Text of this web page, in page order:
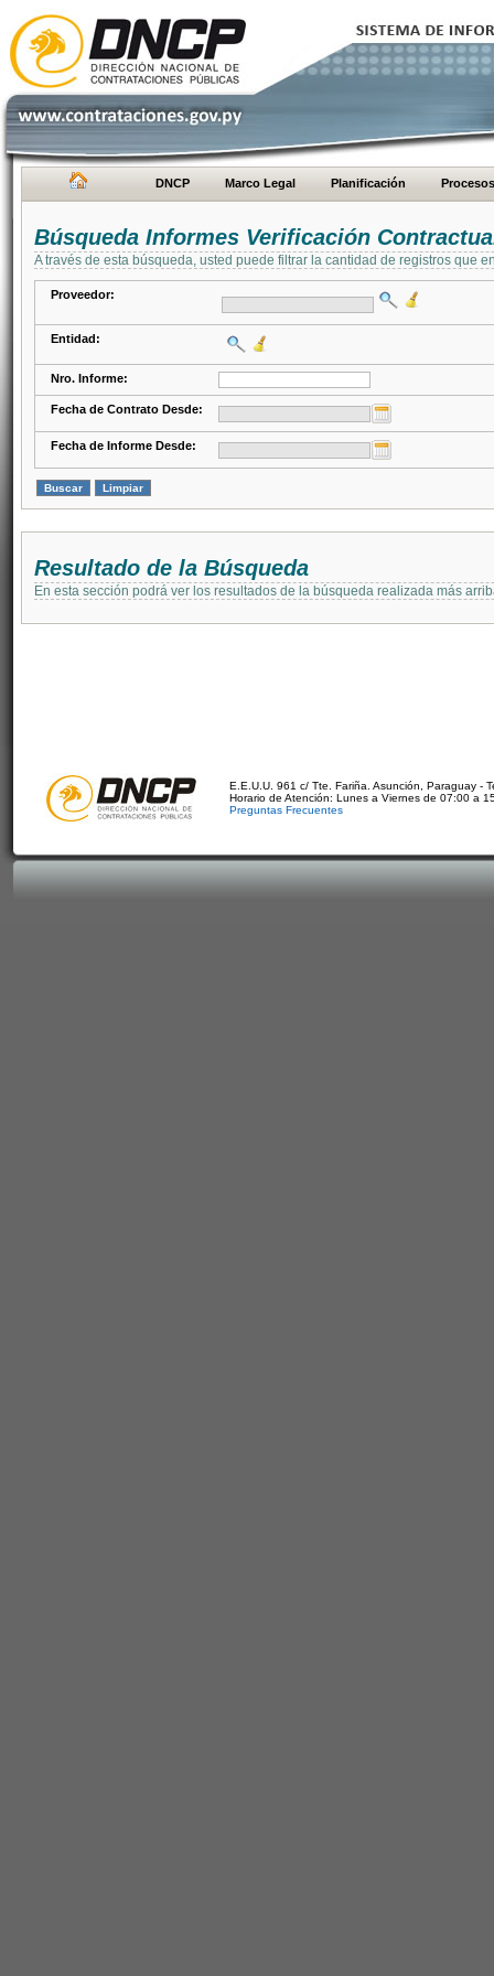
DNCP Marco Legal Planificación Procesos
Búsqueda Informes Verificación
A través de esta búsqueda, usted puede filtrar la cantidad de registros que
Proveedor:
Entidad:
Nro. Informe:
Fecha de Contrato Desde:
Fecha de Informe Desde:
Resultado de la Búsqueda
En esta sección podrá ver los resultados de la búsqueda realizada más
E.E.U.U. 961 c/ Tte. Fariña. Asunción, Paraguay -
Horario de Atención: Lunes a Viernes de 07:00 a
Preguntas Frecuentes